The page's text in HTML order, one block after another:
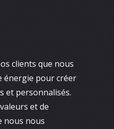
clients que nous
pour créer
et personnalisés.
et de
nous nous